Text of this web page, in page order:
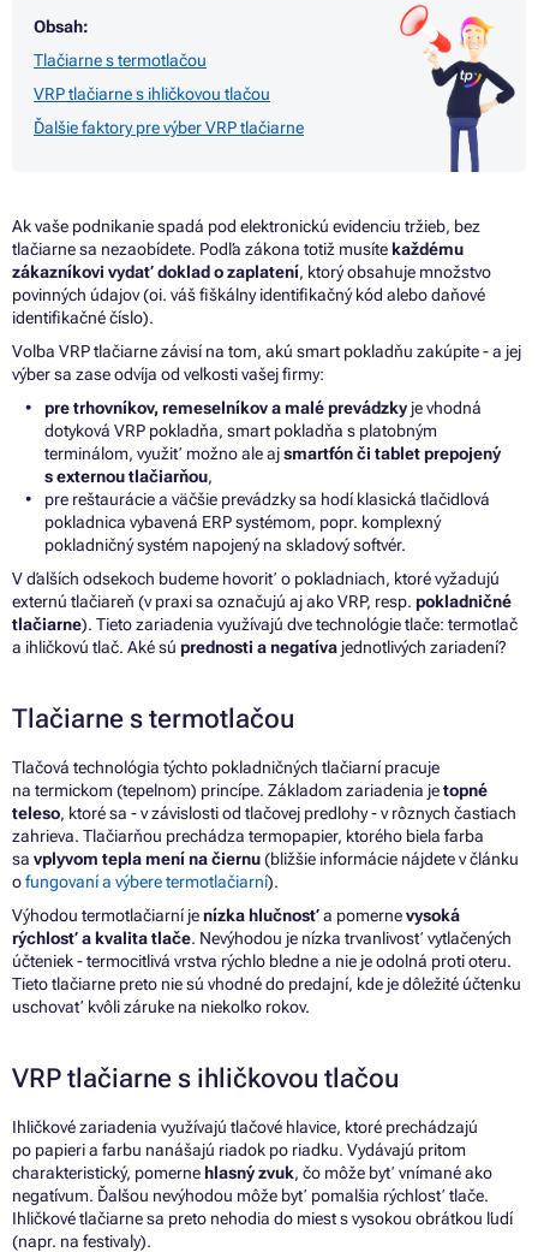
Obsah:
Tlačiarne s termotlačou
VRP tlačiarne s ihličkovou tlačou
Ďalšie faktory pre výber VRP tlačiarne
Ak vaše podnikanie spadá pod elektronickú evidenciu tržieb, bez
tlačiarne sa nezaobídete. Podľa zákona totiž musíte každému
zákazníkovi vydať doklad o zaplatení, ktorý obsahuje množstvo
povinných údajov (oi. váš fiškálny identifikačný kód alebo daňové
identifikačné číslo).
Voľba VRP tlačiarne závisí na tom, akú smart pokladňu zakúpite - a jej
výber sa zase odvíja od veľkosti vašej firmy:
pre trhovníkov, remeselníkov a malé prevádzky je vhodná
dotyková VRP pokladňa, smart pokladňa s platobným
terminálom, využiť možno ale ajsmartfón či tablet prepojený
s externou tlačiarňou,
pre reštaurácie a väčšie prevádzky sa hodí klasická tlačidlová
pokladnica vybavená ERP systémom, popr. komplexný
pokladničný systém napojený na skladový softvér.
V ďalších odsekoch budeme hovoriť o pokladniach, ktoré vyžadujú
externú tlačiareň (v praxi sa označujú aj ako VRP, resp. pokladničné
tlačiarne). Tieto zariadenia využívajú dve technológie tlače: termotlač
a ihličkovú tlač. Aké sú prednosti a negatíva jednotlivých zariadení?
Tlačiarne s termotlačou
Tlačová technológia týchto pokladničných tlačiarní pracuje
na termickom (tepelnom) princípe. Základom zariadenia jetopné
teleso, ktoré sa - v závislosti od tlačovej predlohy - v rôznych častiach
zahrieva. Tlačiarňou prechádza termopapier, ktorého biela farba
sa vplyvom tepla mení na čiernu(bližšie informácie nájdete v článku
ofungovaní a výbere termotlačiarní).
Výhodou termotlačiarní jenízka hlučnosťa pomernevysoká
rýchlosť a kvalita tlače. Nevýhodou je nízka trvanlivosť vytlačených
účteniek - termocitlivá vrstva rýchlo bledne a nie je odolná proti oteru.
Tieto tlačiarne preto nie sú vhodné do predajní, kde je dôležité účtenku
uschovať kvôli záruke na niekoľko rokov.
VRP tlačiarne s ihličkovou tlačou
Ihličkové zariadenia využívajú tlačové hlavice, ktoré prechádzajú
po papieri a farbu nanášajú riadok po riadku. Vydávajú pritom
charakteristický, pomerne hlasný zvuk, čo môže byť vnímané ako
negatívum. Ďalšou nevýhodou môže byť pomalšia rýchlosť tlače.
Ihličkové tlačiarne sa preto nehodia do miest s vysokou obrátkou ľudí
(napr. na festivaly).